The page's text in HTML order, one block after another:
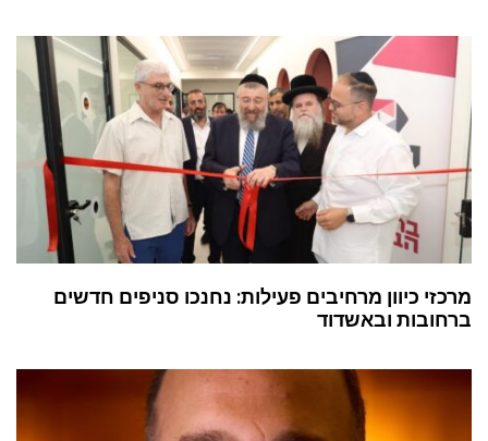
מרכזי כיוון מרחיבים פעילות: נחנכו סניפים חדשים
ברחובות ובאשדוד